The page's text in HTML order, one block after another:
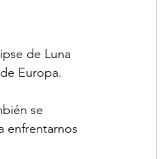
de Luna
Europa.
se
enfrentarnos